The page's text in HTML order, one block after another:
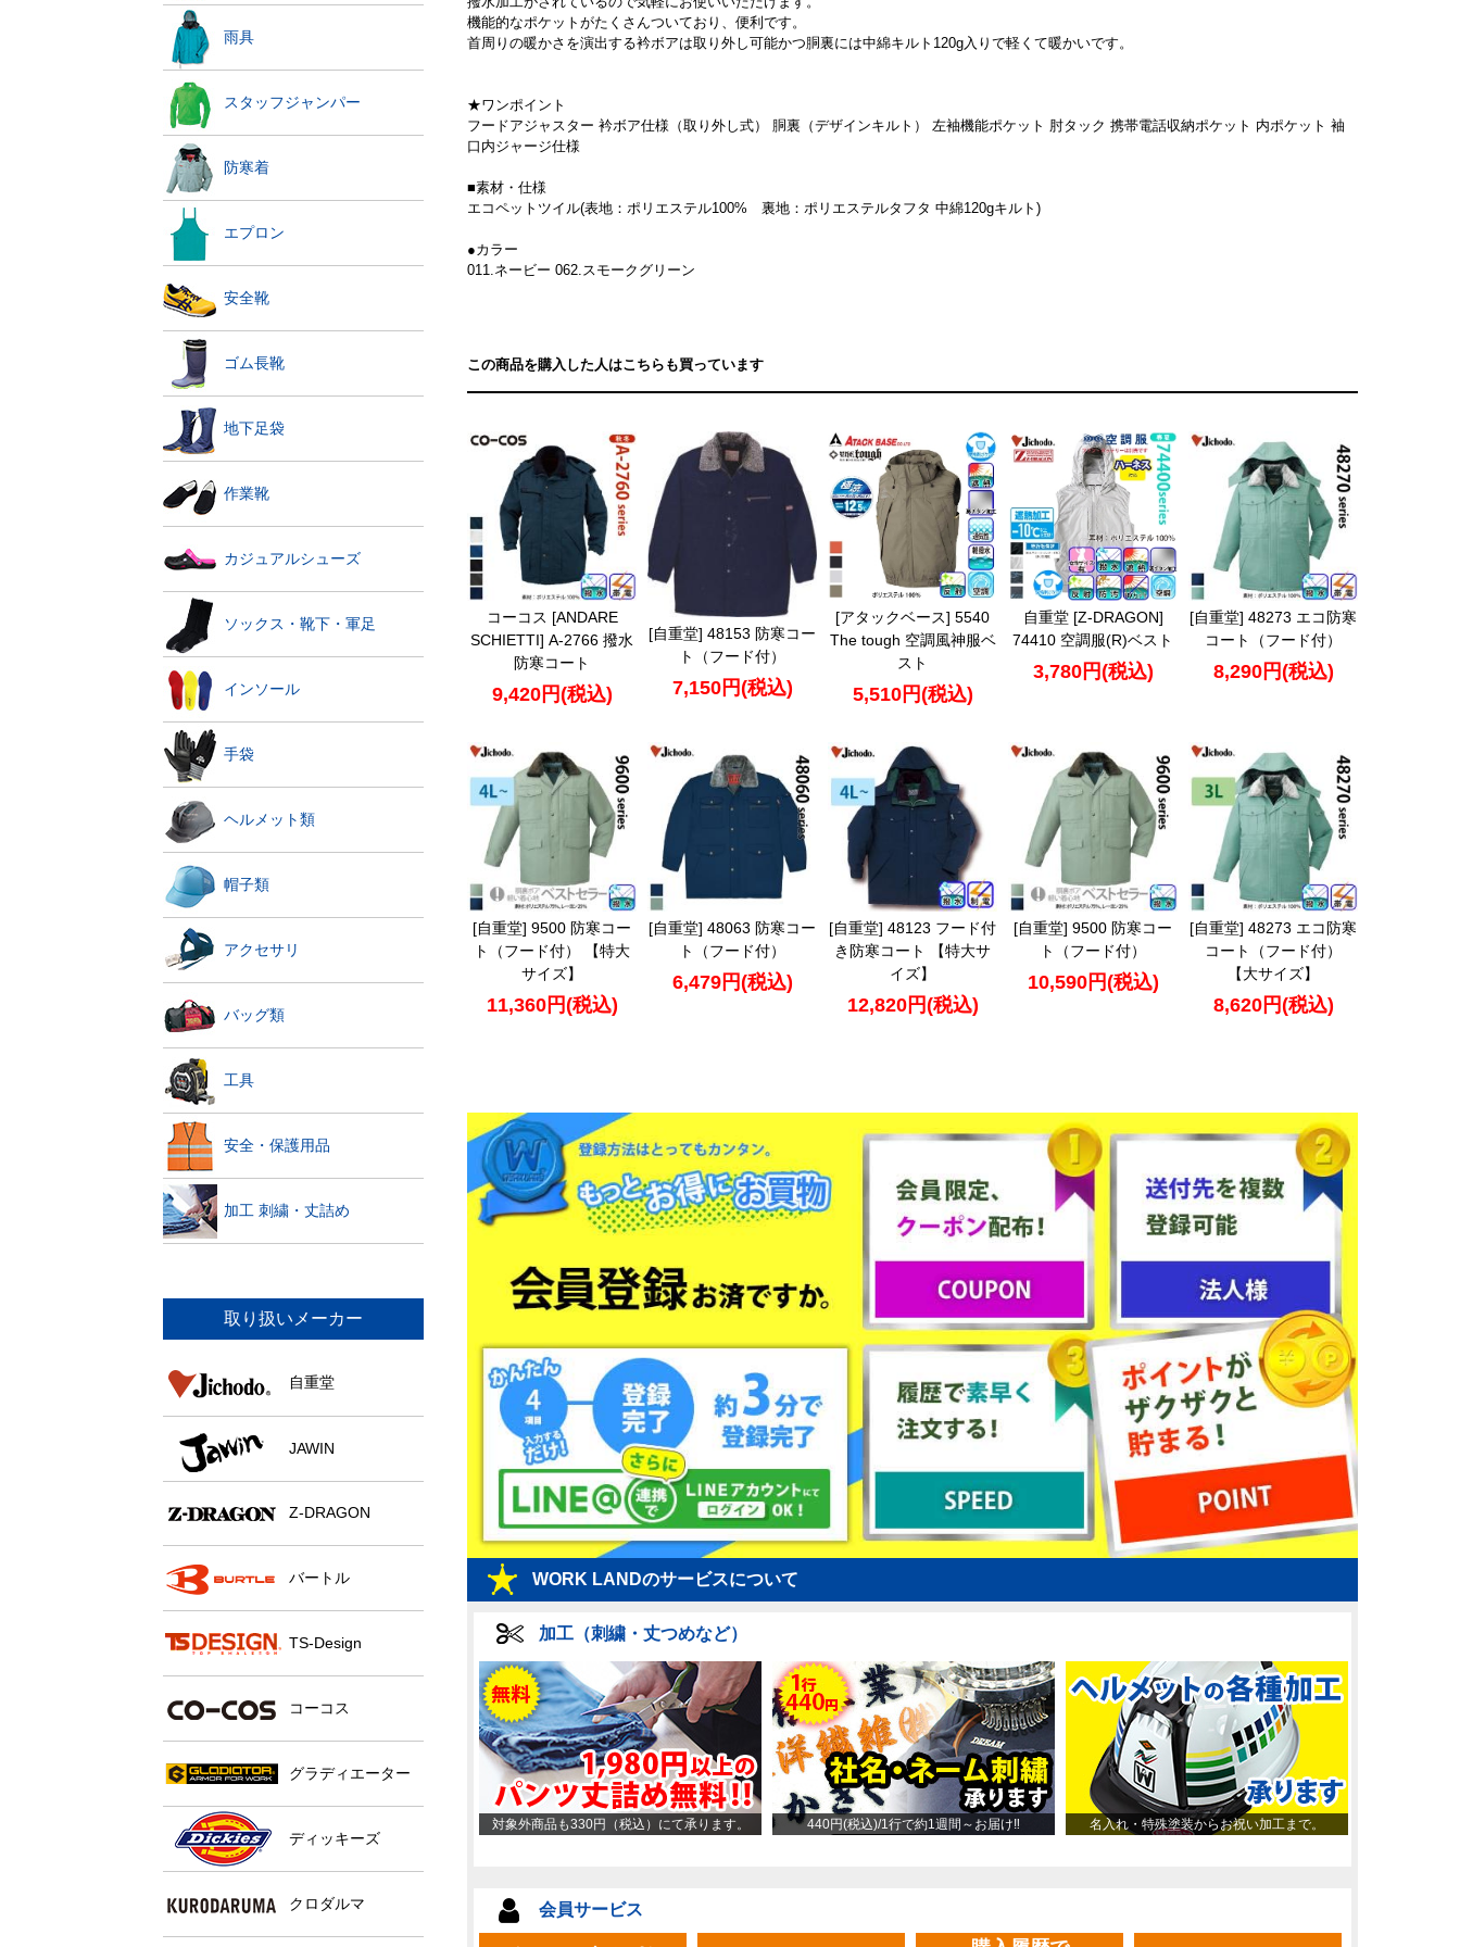
雨具
スタッフジャンパー
防寒着
エプロン
安全靴
ゴム長靴
地下足袋
作業靴
カジュアルシューズ
ソックス・靴下・軍足
インソール
手袋
ヘルメット類
帽子類
アクセサリ
バッグ類
工具
安全・保護用品
加工 刺繍・丈詰め
取り扱いメーカー
自重堂
JAWIN
Z-DRAGON
バートル
TS-Design
コーコス
グラディエーター
ディッキーズ
クロダルマ
機能的なポケットがたくさんついており、便利です。
首周りの暖かさを演出する衿ボアは取り外し可能かつ胴裏には中綿キルト120g入りで軽くて暖かいです。
★ワンポイント
フードアジャスター 衿ボア仕様（取り外し式） 胴裏（デザインキルト） 左袖機能ポケット 肘タック 携帯電話収納ポケット 内ポケット 袖
口内ジャージ仕様
■素材・仕様
エコペットツイル(表地：ポリエステル100% 裏地：ポリエステルタフタ 中綿120gキルト)
●カラー
011.ネービー 062.スモークグリーン
この商品を購入した人はこちらも買っています
コーコス [ANDARE
SCHIETTI] A-2766 撥水
防寒コート
9,420円(税込)
[自重堂] 48153 防寒コー
ト（フード付）
7,150円(税込)
[アタックベース] 5540
The tough 空調風神服ベ
スト
5,510円(税込)
自重堂 [Z-DRAGON]
74410 空調服(R)ベスト
3,780円(税込)
[自重堂] 48273 エコ防寒
コート（フード付）
8,290円(税込)
[自重堂] 9500 防寒コー
ト（フード付） 【特大
サイズ】
11,360円(税込)
[自重堂] 48063 防寒コー
ト（フード付）
6,479円(税込)
[自重堂] 48123 フード付
き防寒コート 【特大サ
イズ】
12,820円(税込)
[自重堂] 9500 防寒コー
ト（フード付）
10,590円(税込)
[自重堂] 48273 エコ防寒
コート（フード付）
【大サイズ】
8,620円(税込)
WORK LANDのサービスについて
加工（刺繍・丈つめなど）
対象外商品も330円（税込）にて承ります。 440円(税込)/1行で約1週間～お届け‼ 名入れ・特殊塗装からお祝い加工まで。
会員サービス